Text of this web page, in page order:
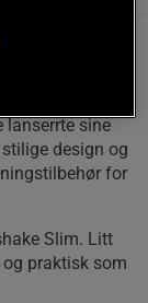
lanserrte sine
design og
for
Slim. Litt
praktisk som